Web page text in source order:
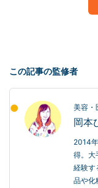
この記事の監修者
美容・
岡本
2014
得。大
経験す
品や化